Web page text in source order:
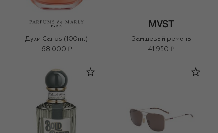
Духи Carios (100ml)
68 000 ₽
Замшевый ремень
41 950 ₽